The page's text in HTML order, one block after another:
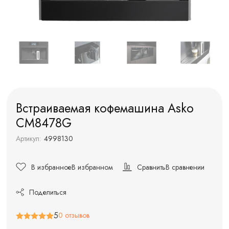
Встраиваемая кофемашина Asko
CM8478G
Артикул: 4998130
В избранноеВ избранном СравнитьВ сравнении
Поделиться
50 отзывов